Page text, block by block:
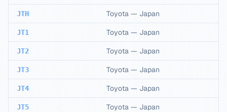
JTH Toyota — Japan
JT1 Toyota — Japan
JT2 Toyota — Japan
JT3 Toyota — Japan
JT4 Toyota — Japan
JT5 Toyota — Japan